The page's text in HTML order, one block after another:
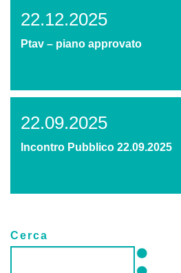
22.12.2025
Ptav – piano approvato
22.09.2025
Incontro Pubblico 22.09.2025
Cerca